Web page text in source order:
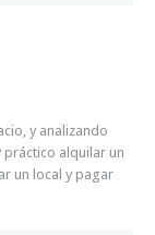
y analizando
alquilar un
un local y pagar